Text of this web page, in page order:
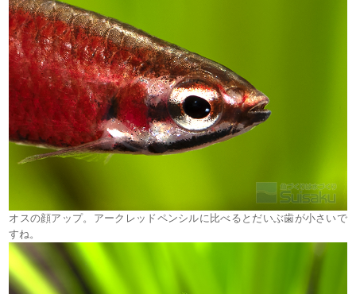
オスの顔アップ。アークレッドペンシルに比べるとだいぶ歯が小さいで
すね。